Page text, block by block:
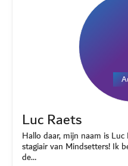
Luc Raets
Hallo daar, mijn naam is
stagiair van Mindsetters! Ik
de…